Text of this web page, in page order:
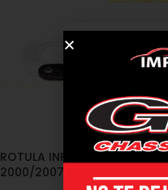
ROTULA INFERIOR FORD FOCUS
2000/2007 (04-1111)